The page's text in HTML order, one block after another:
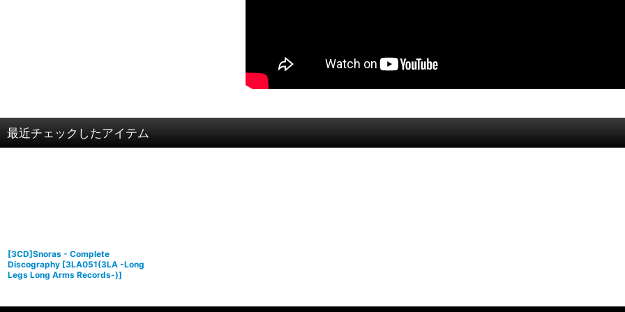
最近チェックしたアイテム
[3CD]Snoras - Complete
Discography [3LA051(3LA -Long
Legs Long Arms Records-)]